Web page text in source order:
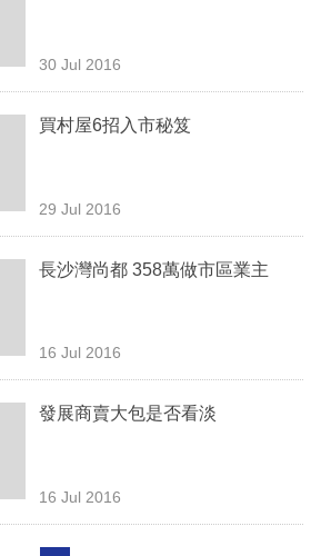
30 Jul 2016
買村屋6招入市秘笈
29 Jul 2016
長沙灣尚都 358萬做市區業主
16 Jul 2016
發展商賣大包是否看淡
16 Jul 2016